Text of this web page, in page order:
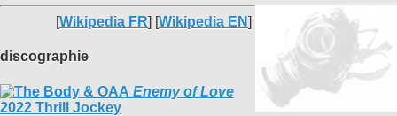
[Wikipedia FR] [Wikipedia EN]
discographie
Enemy of Love
2022 Thrill Jockey